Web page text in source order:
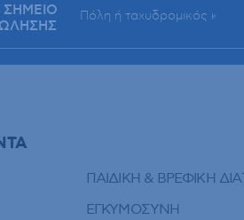
ΣΗΜΕΙΟ
ΠΑΙΔΙΚΗ & ΒΡΕΦΙΚΗ
ΕΓΚΥΜΟΣΥΝΗ